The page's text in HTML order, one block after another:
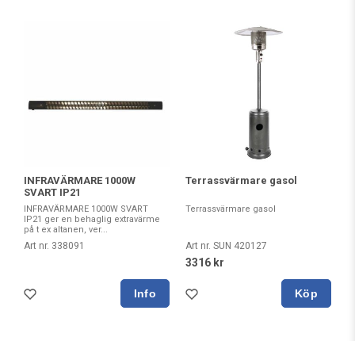
INFRAVÄRMARE 1000W
SVART IP21
INFRAVÄRMARE 1000W SVART
IP21 ger en behaglig extravärme
på t ex altanen, ver...
Art nr. 338091
Terrassvärmare gasol
Terrassvärmare gasol
Art nr. SUN 420127
3316 kr
Köp